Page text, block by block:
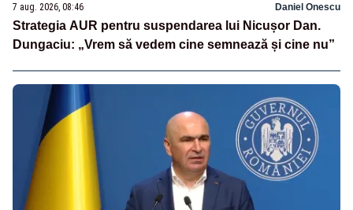
7 aug. 2026, 08:46 Daniel Onescu
Strategia AUR pentru suspendarea lui Nicușor Dan.
Dungaciu: „Vrem să vedem cine semnează și cine nu”